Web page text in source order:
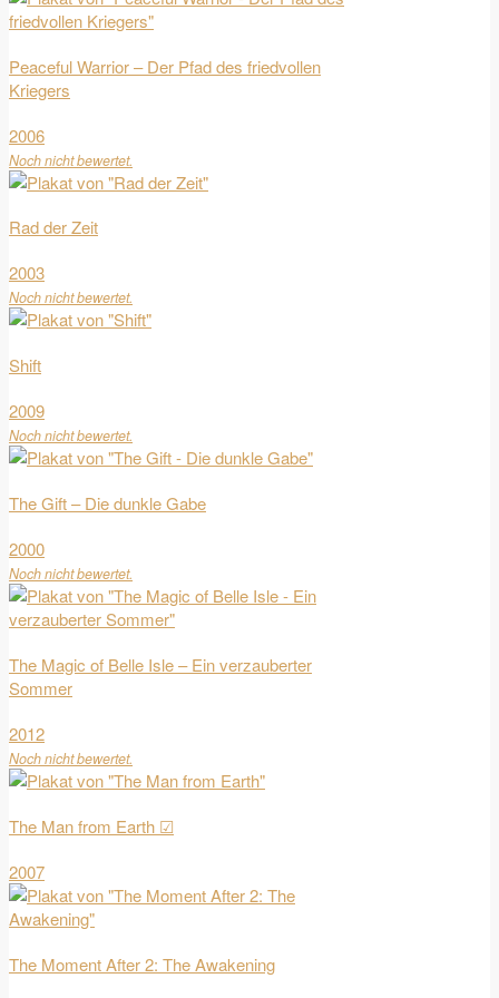
Peaceful Warrior – Der Pfad des friedvollen
Kriegers
2006
Noch nicht bewertet.
Rad der Zeit
2003
Noch nicht bewertet.
Shift
2009
Noch nicht bewertet.
The Gift – Die dunkle Gabe
2000
Noch nicht bewertet.
The Magic of Belle Isle – Ein verzauberter
Sommer
2012
Noch nicht bewertet.
The Man from Earth ☑
2007
The Moment After 2: The Awakening